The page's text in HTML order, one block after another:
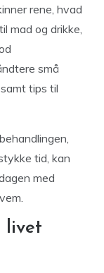
rene, hvad
mad og drikke,
små
tips til
tid, kan
med
livet